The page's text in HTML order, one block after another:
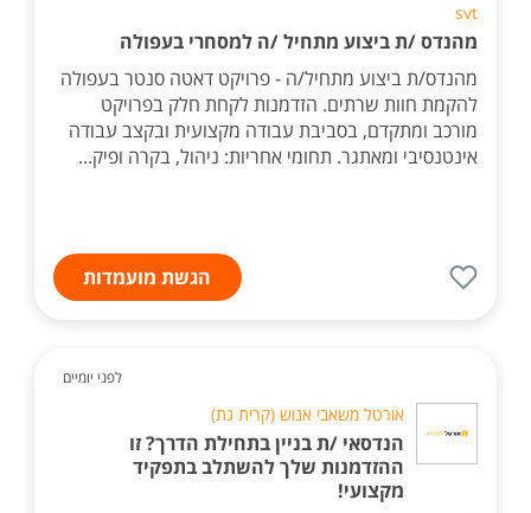
svt
מהנדס /ת ביצוע מתחיל /ה למסחרי בעפולה
מהנדס/ת ביצוע מתחיל/ה - פרויקט דאטה סנטר בעפולה
להקמת חוות שרתים. הזדמנות לקחת חלק בפרויקט
מורכב ומתקדם, בסביבת עבודה מקצועית ובקצב עבודה
אינטנסיבי ומאתגר. תחומי אחריות: ניהול, בקרה ופיק...
הגשת מועמדות
לפני יומיים
אורטל משאבי אנוש (קרית גת)
הנדסאי /ת בניין בתחילת הדרך? זו
ההזדמנות שלך להשתלב בתפקיד
מקצועי!